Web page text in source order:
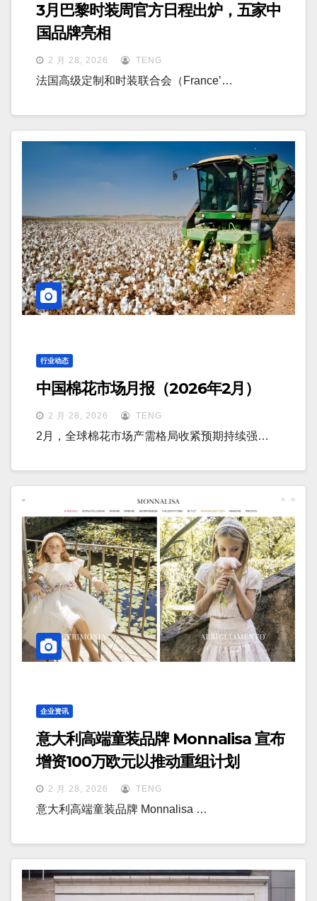
3月巴黎时装周官方日程出炉，五家中
国品牌亮相
2 月 28, 2026 TENG
法国高级定制和时装联合会（France’…
行业动态
中国棉花市场月报（2026年2月）
2 月 28, 2026 TENG
2月，全球棉花市场产需格局收紧预期持续强…
企业资讯
意大利高端童装品牌 Monnalisa 宣布
增资100万欧元以推动重组计划
2 月 28, 2026 TENG
意大利高端童装品牌 Monnalisa …